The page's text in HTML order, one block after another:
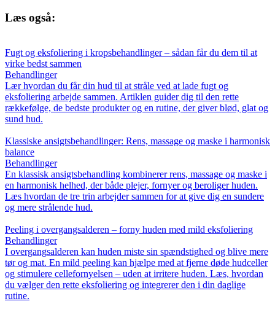
Læs også:
Fugt og eksfoliering i kropsbehandlinger – sådan får du dem til at
virke bedst sammen
Behandlinger
Lær hvordan du får din hud til at stråle ved at lade fugt og
eksfoliering arbejde sammen. Artiklen guider dig til den rette
rækkefølge, de bedste produkter og en rutine, der giver blød, glat og
sund hud.
Klassiske ansigtsbehandlinger: Rens, massage og maske i harmonisk
balance
Behandlinger
En klassisk ansigtsbehandling kombinerer rens, massage og maske i
en harmonisk helhed, der både plejer, fornyer og beroliger huden.
Læs hvordan de tre trin arbejder sammen for at give dig en sundere
og mere strålende hud.
Peeling i overgangsalderen – forny huden med mild eksfoliering
Behandlinger
I overgangsalderen kan huden miste sin spændstighed og blive mere
tør og mat. En mild peeling kan hjælpe med at fjerne døde hudceller
og stimulere cellefornyelsen – uden at irritere huden. Læs, hvordan
du vælger den rette eksfoliering og integrerer den i din daglige
rutine.